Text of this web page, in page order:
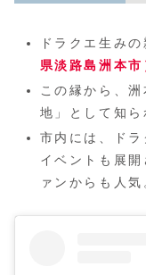
ドラクエ生みの
県淡路島洲本市
この縁から、
地」として知ら
市内には、ド
イベントも展
ァンからも人気